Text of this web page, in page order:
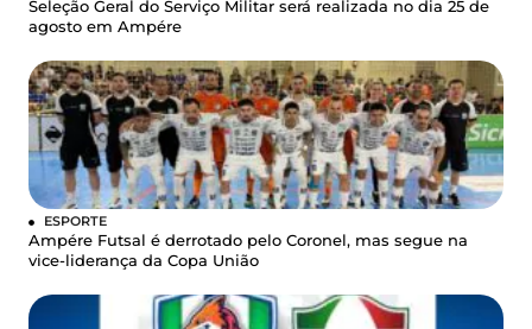
Seleção Geral do Serviço Militar será realizada no dia 25 de
agosto em Ampére
ESPORTE
Ampére Futsal é derrotado pelo Coronel, mas segue na
vice-liderança da Copa União